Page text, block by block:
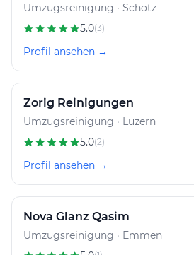
Umzugsreinigung · Schötz
5.0(3)
Profil ansehen →
Zorig Reinigungen
Umzugsreinigung · Luzern
5.0(2)
Profil ansehen →
Nova Glanz Qasim
Umzugsreinigung · Emmen